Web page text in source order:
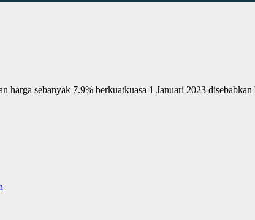
sebanyak 7.9% berkuatkuasa 1 Januari 2023 disebabkan